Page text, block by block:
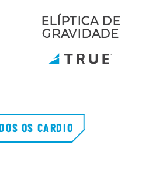
ELÍPTICA DE
GRAVIDADE
OS CARDIO